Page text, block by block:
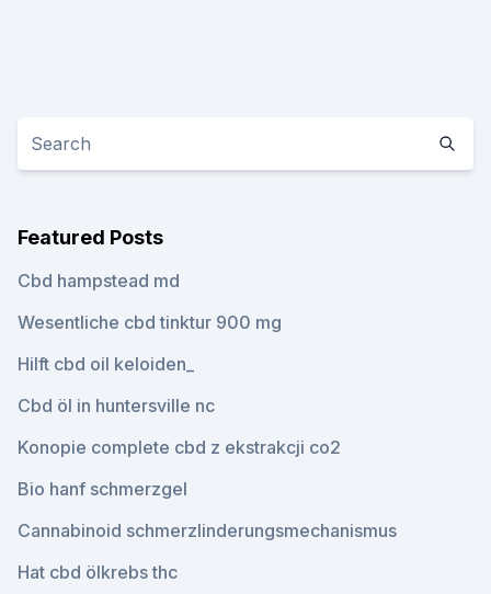
Featured Posts
Cbd hampstead md
Wesentliche cbd tinktur 900 mg
Hilft cbd oil keloiden_
Cbd öl in huntersville nc
Konopie complete cbd z ekstrakcji co2
Bio hanf schmerzgel
Cannabinoid schmerzlinderungsmechanismus
Hat cbd ölkrebs thc